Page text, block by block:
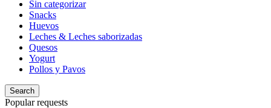
Sin categorizar
Snacks
Huevos
Leches & Leches saborizadas
Quesos
Yogurt
Pollos y Pavos
Search
Popular requests